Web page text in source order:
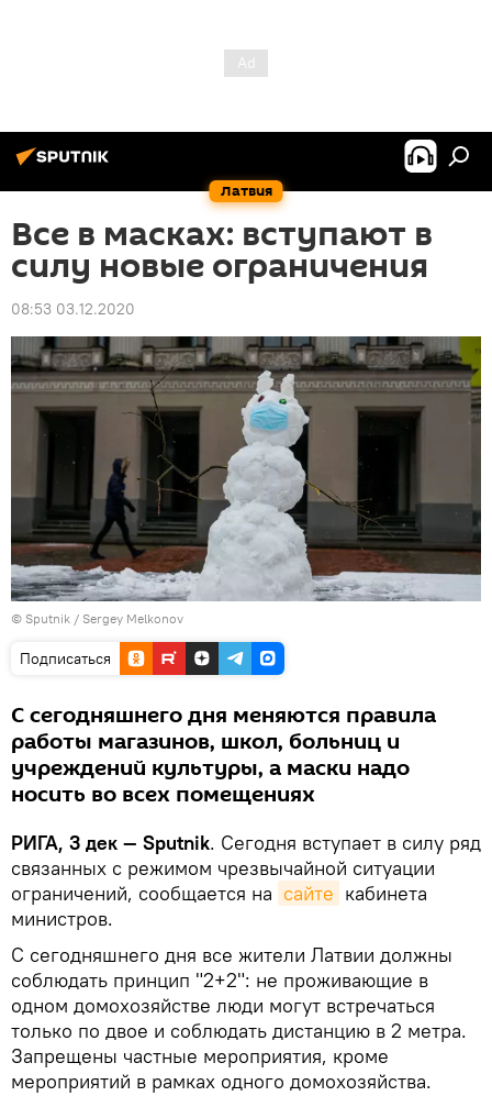
Латвия
Все в масках: вступают в
силу новые ограничения
08:53 03.12.2020
© Sputnik / Sergey Melkonov
Подписаться
С сегодняшнего дня меняются правила
работы магазинов, школ, больниц и
учреждений культуры, а маски надо
носить во всех помещениях
РИГА, 3 дек — Sputnik. Сегодня вступает в силу ряд
связанных с режимом чрезвычайной ситуации
ограничений, сообщается на сайте кабинета
министров.
С сегодняшнего дня все жители Латвии должны
соблюдать принцип "2+2": не проживающие в
одном домохозяйстве люди могут встречаться
только по двое и соблюдать дистанцию в 2 метра.
Запрещены частные мероприятия, кроме
мероприятий в рамках одного домохозяйства.